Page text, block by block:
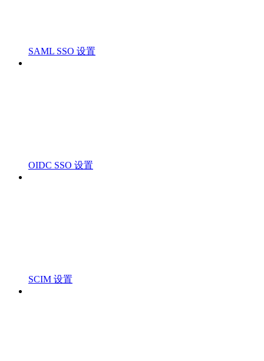
SAML SSO 设置
OIDC SSO 设置
SCIM 设置